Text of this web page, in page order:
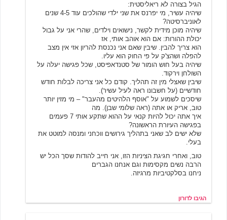
הגיל בצורה לא ריאליסטית:
שיהיה עשיר, מי יפרנס את שני ילדי שהולכים עוד 4-5 שנים
לאוניברסיטה?
שיהיה מוכן מידית לקשר, נישואים וילדים, שהרי אני על גבול
יכולת ההורות: אם הוא אוהב אותי, אז
הוא צריך להבין. שיבין שאם אני נכנסת להריון אזי אין מצב
להפלה ושהצ'ק על פי החוק הוא עליו.
שיהיה בעל חוש הומור של סטנדאפיסט, שכל פגישה יעלה על
השולחן וירקוד.
שיבין שאצלי מין זה תהליך. קודם כל אני צריכה לבלות חודש
חודשיים (על חשבונו ראה לעיל עשיר).
שיסכים לשמוע על "אוסף הלהיטים מהעבר" – מי מזין יותר
טוב, אריק או אתה (ראה שלומי שבן). מה
איך אתה יכול להיות קנאי על ההוא שתקע אותי 7 פעמים
בפגישה העיורת הראשונה?
שלא ישים לב שאני בתהליך גירושים ווכחני ומנסה למוטט את
בעלי.
טוב, ואחרי חגיגת הציניות הזו, אני חייב להודות שסך הכל יש
הרבה נשים מקסימות וגם אנחנו הגברים
ניחנו בסלקטיביות מרגיזה.
הגיבו לדורון